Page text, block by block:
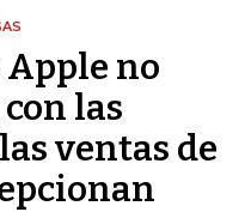
Apple no
las
ventas de